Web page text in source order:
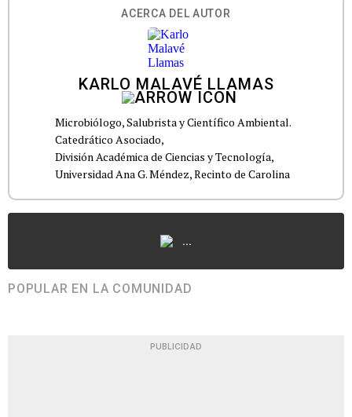
ACERCA DEL AUTOR
KARLO MALAVÉ LLAMAS
Microbiólogo, Salubrista y Científico Ambiental.
Catedrático Asociado,
División Académica de Ciencias y Tecnología,
Universidad Ana G. Méndez, Recinto de Carolina
...
POPULAR EN LA COMUNIDAD
PUBLICIDAD